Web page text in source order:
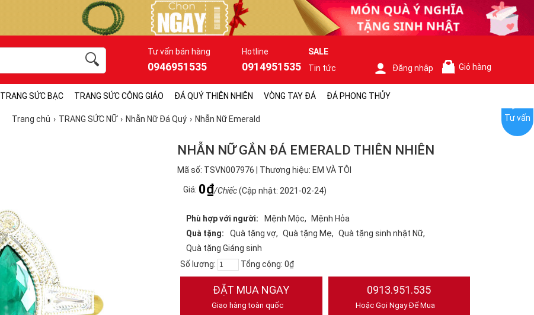
Tư vấn bán hàng
0946951535
Hotline
0914951535
SALE
Tin tức
Đăng nhập Giỏ hàng
TRANG SỨC BẠC TRANG SỨC CÔNG GIÁO ĐÁ QUÝ THIÊN NHIÊN VÒNG TAY ĐÁ ĐÁ PHONG THỦY
Trang chủ TRANG SỨC NỮ Nhẫn Nữ Đá Quý Nhẫn Nữ Emerald
NHẪN NỮ GẮN ĐÁ EMERALD THIÊN NHIÊN
Mã số: TSVN007976 | Thương hiệu: EM VÀ TÔI
Giá: 0₫/Chiếc(Cập nhật: 2021-02-24)
Phù hợp với người: Mệnh Mộc
Mệnh Hỏa
Quà tặng:
Quà tặng vợ Quà tặng Mẹ
Quà tặng sinh nhật Nữ
Quà tặng Giáng sinh
Số lượng:
Tổng cộng: 0₫
ĐẶT MUA NGAY
Giao hàng toàn quốc
0913.951.535
Hoặc Gọi Ngay Để Mua
Tư vấn